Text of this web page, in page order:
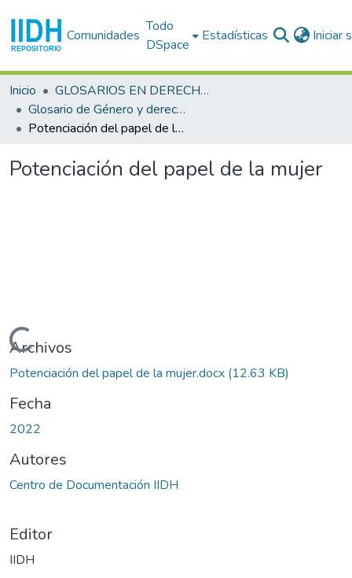
Comunidades
Todo
DSpace
Estadísticas Iniciar
Inicio
GLOSARIOS EN DERECHOS HUMANOS
Glosario de Género y derechos humanos
Potenciación del papel de la mujer
Potenciación del papel de la mujer
Cargando...
Archivos
Potenciación del papel de la mujer.docx (12.63 KB)
Fecha
2022
Autores
Centro de Documentación IIDH
Editor
IIDH